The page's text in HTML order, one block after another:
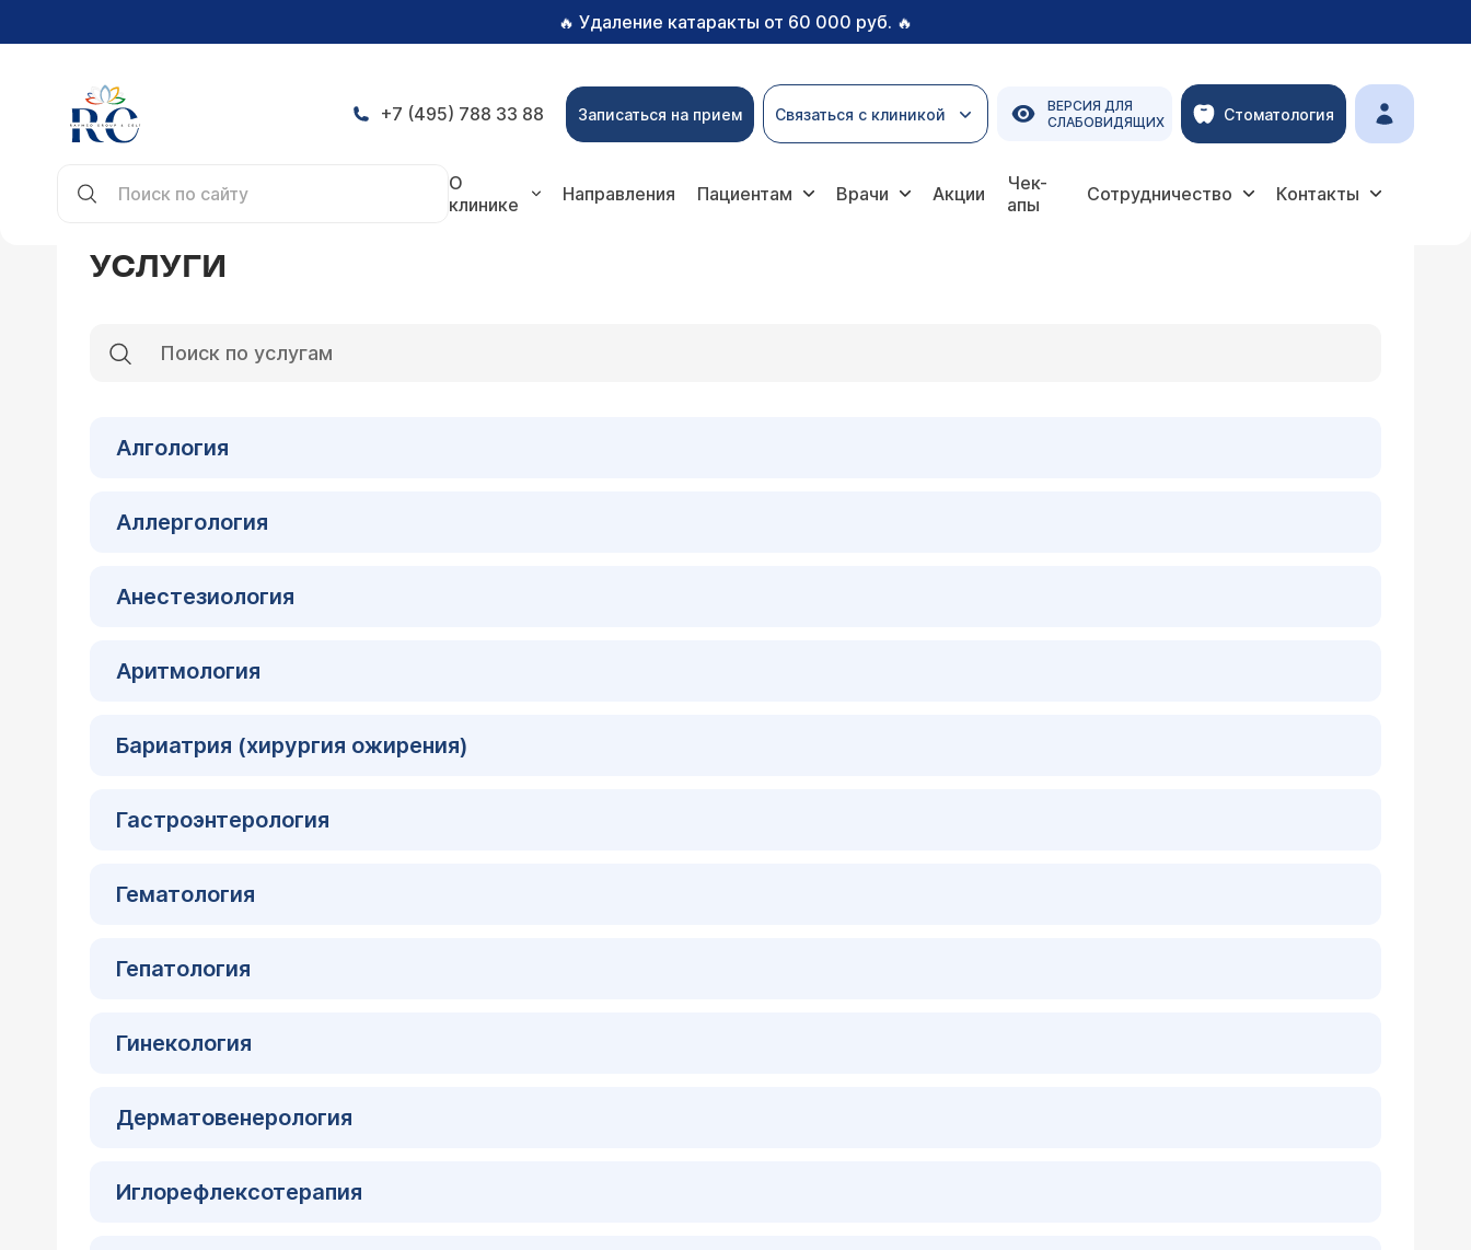
🔥 Удаление катаракты от 60 000 руб. 🔥
+7 (495) 788 33 88 Записаться на прием Связаться с клиникой
ВЕРСИЯ ДЛЯ
СЛАБОВИДЯЩИХ
Стоматология
О
клинике
Направления Пациентам Врачи Акции
Чек-
апы
Сотрудничество Контакты
УСЛУГИ
Алгология
Аллергология
Анестезиология
Аритмология
Бариатрия (хирургия ожирения)
Гастроэнтерология
Гематология
Гепатология
Гинекология
Дерматовенерология
Иглорефлексотерапия